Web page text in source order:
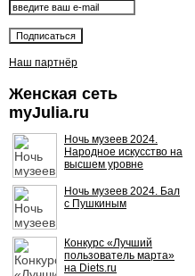
Наш партнёр
Женская сеть
myJulia.ru
Ночь музеев 2024.
Народное искусство на
высшем уровне
Ночь музеев 2024. Бал
с Пушкиным
Конкурс «Лучший
пользователь марта»
на Diets.ru